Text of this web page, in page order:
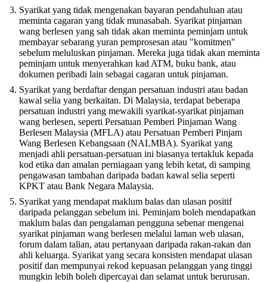
Syarikat yang tidak mengenakan bayaran pendahuluan atau
meminta cagaran yang tidak munasabah. Syarikat pinjaman
wang berlesen yang sah tidak akan meminta peminjam untuk
membayar sebarang yuran pemprosesan atau "komitmen"
sebelum meluluskan pinjaman. Mereka juga tidak akan meminta
peminjam untuk menyerahkan kad ATM, buku bank, atau
dokumen peribadi lain sebagai cagaran untuk pinjaman.
Syarikat yang berdaftar dengan persatuan industri atau badan
kawal selia yang berkaitan. Di Malaysia, terdapat beberapa
persatuan industri yang mewakili syarikat-syarikat pinjaman
wang berlesen, seperti Persatuan Pemberi Pinjaman Wang
Berlesen Malaysia (MFLA) atau Persatuan Pemberi Pinjam
Wang Berlesen Kebangsaan (NALMBA). Syarikat yang
menjadi ahli persatuan-persatuan ini biasanya tertakluk kepada
kod etika dan amalan perniagaan yang lebih ketat, di samping
pengawasan tambahan daripada badan kawal selia seperti
KPKT atau Bank Negara Malaysia.
Syarikat yang mendapat maklum balas dan ulasan positif
daripada pelanggan sebelum ini. Peminjam boleh mendapatkan
maklum balas dan pengalaman pengguna sebenar mengenai
syarikat pinjaman wang berlesen melalui laman web ulasan,
forum dalam talian, atau pertanyaan daripada rakan-rakan dan
ahli keluarga. Syarikat yang secara konsisten mendapat ulasan
positif dan mempunyai rekod kepuasan pelanggan yang tinggi
mungkin lebih boleh dipercayai dan selamat untuk berurusan.